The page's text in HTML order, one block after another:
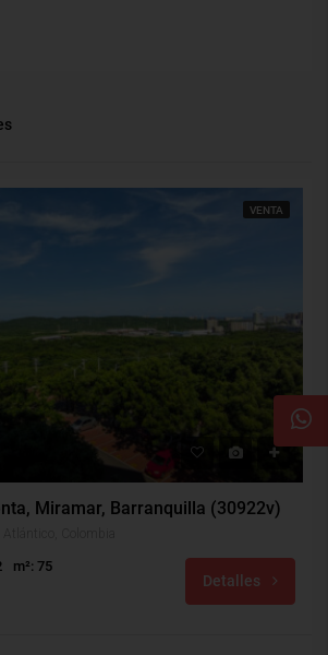
VENTA
Miramar, Barranquilla (30922v)
m²: 75
Detalles